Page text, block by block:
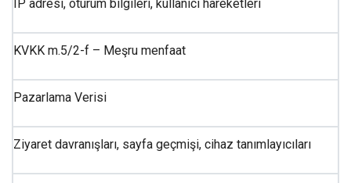
IP adresi, oturum bilgileri, kullanıcı hareketleri
KVKK m.5/2-f – Meşru menfaat
Pazarlama Verisi
Ziyaret davranışları, sayfa geçmişi, cihaz tanımlayıcıları